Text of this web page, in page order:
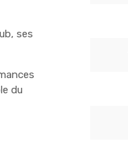
ses
du